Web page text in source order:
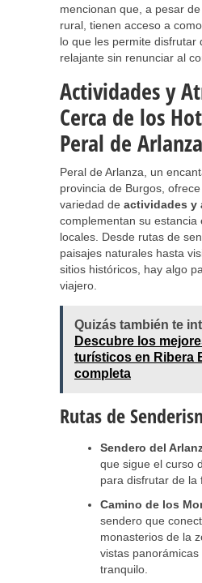
mencionan que, a pesar
rural, tienen acceso a
lo que les permite disfrutar
relajante sin renunciar al
Actividades y
Cerca de los
Peral de Arlanza
Peral de Arlanza, un
provincia de Burgos,
variedad de actividades y
complementan su estancia
locales. Desde rutas de
paisajes naturales hasta
sitios históricos, hay algo
viajero.
Quizás también te
Descubre los
turísticos en Ribera
completa
Rutas de
Sendero del
que sigue el curso
para disfrutar de la
Camino de los
sendero que
monasterios de la
vistas
tranquilo.